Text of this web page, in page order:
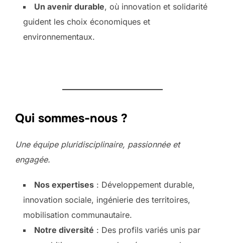
Un avenir durable, où innovation et solidarité
guident les choix économiques et
environnementaux.
Qui sommes-nous ?
Une équipe pluridisciplinaire, passionnée et
engagée.
Nos expertises : Développement durable,
innovation sociale, ingénierie des territoires,
mobilisation communautaire.
Notre diversité : Des profils variés unis par